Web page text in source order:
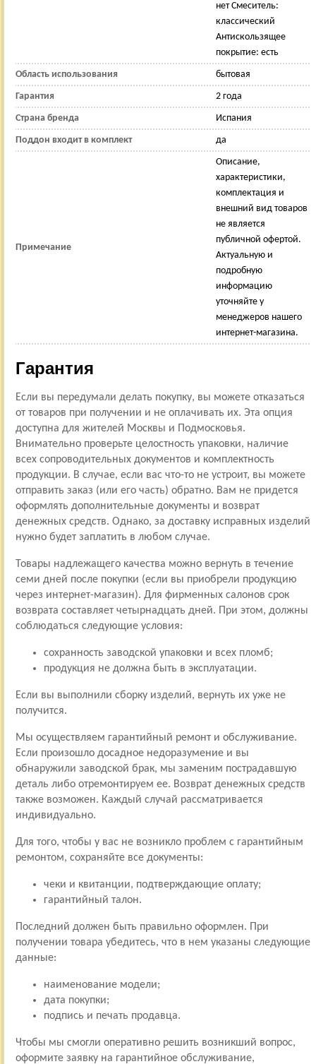
нет Смеситель:
классический
Антискользящее
покрытие: есть
Область использования бытовая
Гарантия 2 года
Страна бренда Испания
Поддон входит в комплект да
Примечание
Описание,
характеристики,
комплектация и
внешний вид товаров
не является
публичной офертой.
Актуальную и
подробную
информацию
уточняйте у
менеджеров нашего
интернет-магазина.
Гарантия
Если вы передумали делать покупку, вы можете отказаться
от товаров при получении и не оплачивать их. Эта опция
доступна для жителей Москвы и Подмосковья.
Внимательно проверьте целостность упаковки, наличие
всех сопроводительных документов и комплектность
продукции. В случае, если вас что-то не устроит, вы можете
отправить заказ (или его часть) обратно. Вам не придется
оформлять дополнительные документы и возврат
денежных средств. Однако, за доставку исправных изделий
нужно будет заплатить в любом случае.
Товары надлежащего качества можно вернуть в течение
семи дней после покупки (если вы приобрели продукцию
через интернет-магазин). Для фирменных салонов срок
возврата составляет четырнадцать дней. При этом, должны
соблюдаться следующие условия:
сохранность заводской упаковки и всех пломб;
продукция не должна быть в эксплуатации.
Если вы выполнили сборку изделий, вернуть их уже не
получится.
Мы осуществляем гарантийный ремонт и обслуживание.
Если произошло досадное недоразумение и вы
обнаружили заводской брак, мы заменим пострадавшую
деталь либо отремонтируем ее. Возврат денежных средств
также возможен. Каждый случай рассматривается
индивидуально.
Для того, чтобы у вас не возникло проблем с гарантийным
ремонтом, сохраняйте все документы:
чеки и квитанции, подтверждающие оплату;
гарантийный талон.
Последний должен быть правильно оформлен. При
получении товара убедитесь, что в нем указаны следующие
данные:
наименование модели;
дата покупки;
подпись и печать продавца.
Чтобы мы смогли оперативно решить возникший вопрос,
оформите заявку на гарантийное обслуживание,